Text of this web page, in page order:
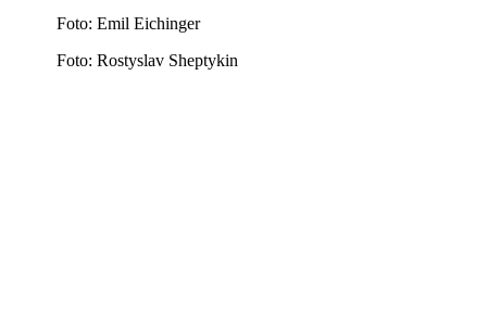
Foto: Emil Eichinger
Foto: Rostyslav Sheptykin